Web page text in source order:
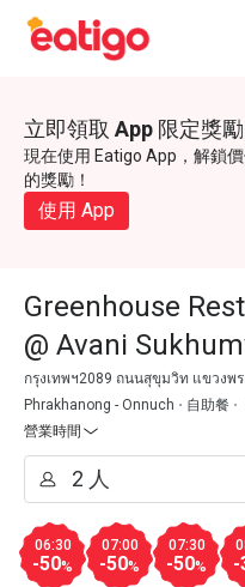
立即領取 App 限定獎勵
現在使用 Eatigo App，解鎖
的獎勵！
使用 App
Greenhouse
@ Avani
กรุงเทพฯ2089 ถนนสุขุมวิท แขวงพ
Phrakhanong - Onnuch
自助餐
營業時間
06:30
-50%
07:00
-50%
07:30
-50% -